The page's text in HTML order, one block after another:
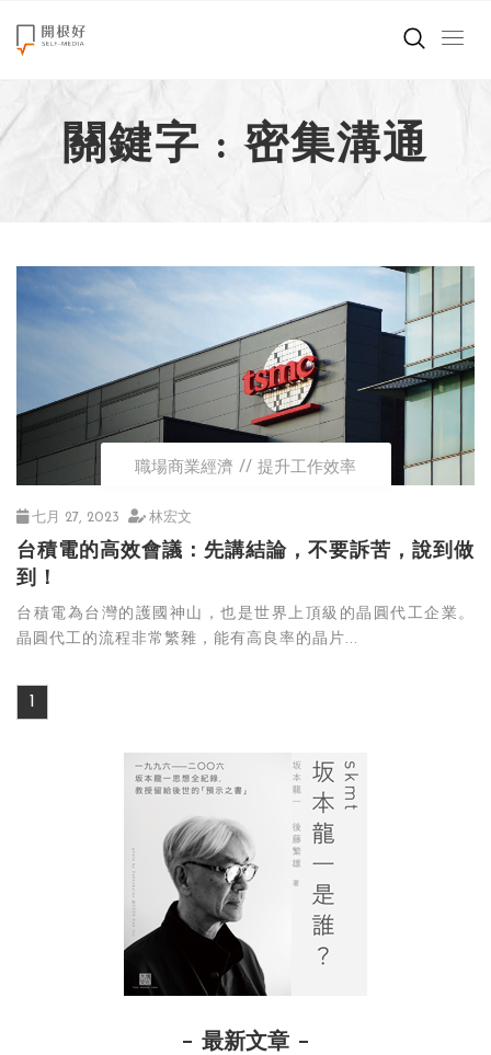
來點正能量
世界在想什麼
創造美好生活
職場商業經濟
關於我們
關鍵字 : 密集溝通
職場商業經濟 提升工作效率
七月 27, 2023 林宏文
台積電的高效會議：先講結論，不要訴苦，說到做
到！
台積電為台灣的護國神山，也是世界上頂級的晶圓代工企業。
晶圓代工的流程非常繁雜，能有高良率的晶片...
1
最新文章